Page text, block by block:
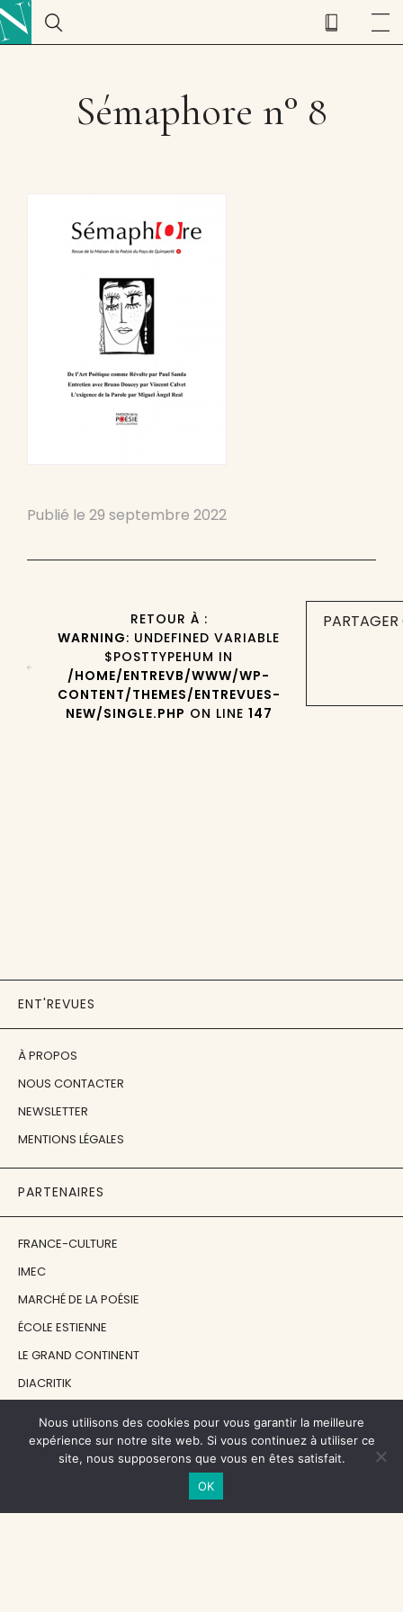
Sémaphore n° 8
Publié le 29 septembre 2022
RETOUR À :
WARNING: UNDEFINED VARIABLE
$POSTTYPEHUM IN
/HOME/ENTREVB/WWW/WP-
CONTENT/THEMES/ENTREVUES-
NEW/SINGLE.PHP ON LINE 147
ENT'REVUES
À PROPOS
NOUS CONTACTER
NEWSLETTER
MENTIONS LÉGALES
PARTENAIRES
FRANCE-CULTURE
IMEC
MARCHÉ DE LA POÉSIE
ÉCOLE ESTIENNE
LE GRAND CONTINENT
DIACRITIK
NOS SOUTIENS
CENTRE NATIONAL DU LIVRE
Nous utilisons des cookies pour vous garantir la meilleure
expérience sur notre site web. Si vous continuez à utiliser ce
site, nous supposerons que vous en êtes satisfait.
OK